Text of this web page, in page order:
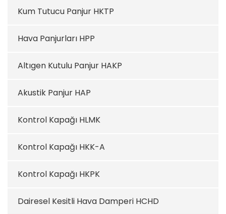
Kum Tutucu Panjur HKTP
Hava Panjurları HPP
Altıgen Kutulu Panjur HAKP
Akustik Panjur HAP
Kontrol Kapağı HLMK
Kontrol Kapağı HKK-A
Kontrol Kapağı HKPK
Dairesel Kesitli Hava Damperi HCHD